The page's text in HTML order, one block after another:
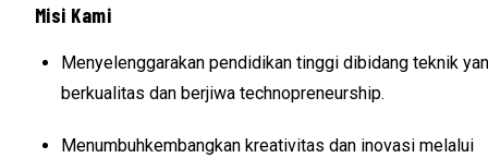
Misi Kami
Menyelenggarakan pendidikan tinggi dibidang teknik
berkualitas dan berjiwa technopreneurship.
Menumbuhkembangkan kreativitas dan inovasi melalui